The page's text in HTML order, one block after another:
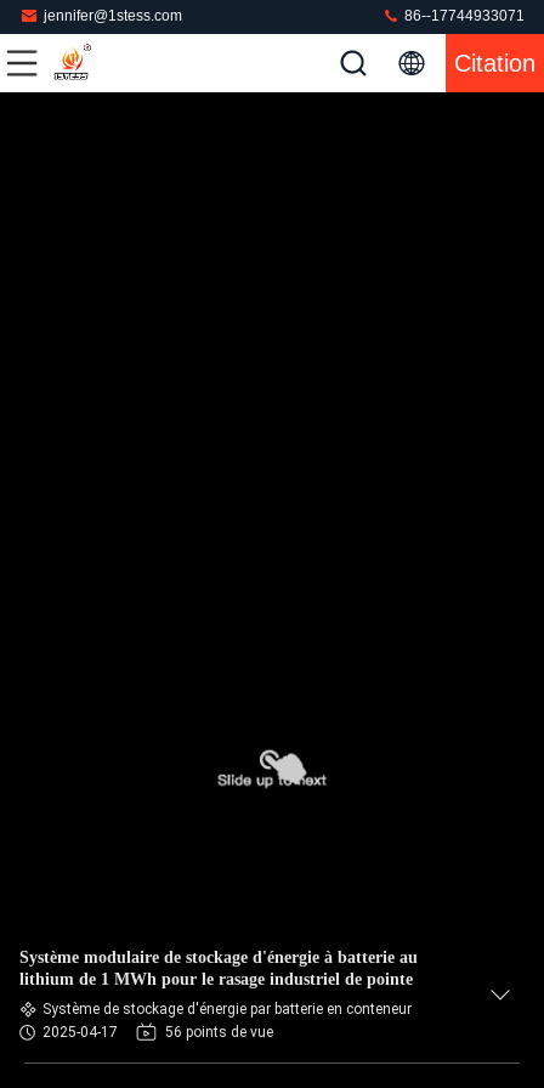
jennifer@1stess.com 86--17744933071
Citation
Système modulaire de stockage d'énergie à batterie au
lithium de 1 MWh pour le rasage industriel de pointe
Système de stockage d'énergie par batterie en conteneur
2025-04-17
56 points de vue